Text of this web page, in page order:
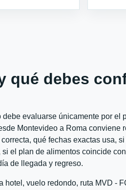
qué debes
evaluarse únicamente por el
Montevideo a Roma conviene
qué fechas exactas usa,
el plan de alimentos coincide
de llegada y regreso.
hotel, vuelo redondo, ruta MVD -